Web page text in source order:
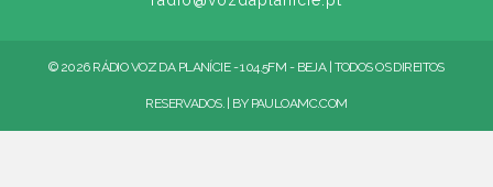
© 2026 RÁDIO VOZ DA PLANÍCIE - 104.5FM - BEJA | TODOS OS DIREITOS
RESERVADOS. | BY PAULOAMC.COM